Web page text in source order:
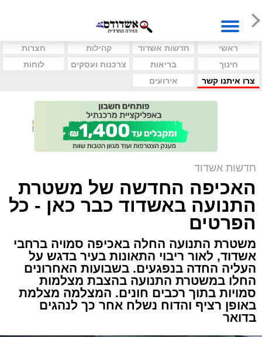
ראשי חדשות אשדוד קהילות
חצרות
חינוך
בריאות צרכנות ועסקים
לוחות
צרו איתנו קשר
אירועים
חדשות אשדוד
האכיפה החדשה של משטרת
התנועה באשדוד כבר כאן - כל
הפרטים
משטרת התנועה החלה באכיפה סמויה ברחבי
אשדוד, לאור ריבוי התאונות בעיר בדגש על
העליה החדה בנפגעים. בשבועות האחרונים
החלו במשטרת התנועה בהצבת מצלמות
סמויות בתוך רכבים חונים. המצלמה מצלמת
באופן רציף והדוח נשלח אחר כך לנהגים
בדואר